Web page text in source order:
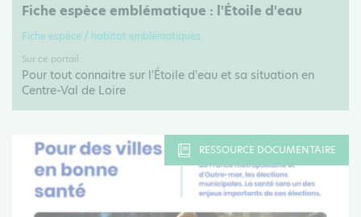
Fiche espèce emblématique : l'Étoile d'eau
Fiche espèce / habitat emblématiques
Sur ce portail
Pour tout connaitre sur l'Étoile d'eau et sa situation en
Centre-Val de Loire
RESSOURCE DOCUMENTAIRE